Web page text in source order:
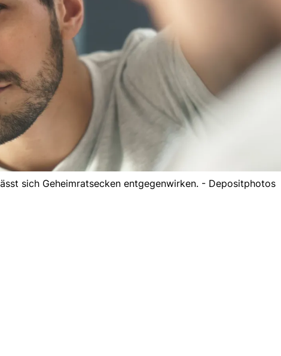
sich Geheimratsecken entgegenwirken. - Depositphotos